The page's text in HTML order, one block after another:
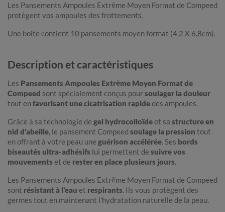
Les Pansements Ampoules Extrême Moyen Format de Compeed
protègent vos ampoules des frottements.
Une boite contient 10 pansements moyen format (4,2 X 6,8cm).
Description et caractéristiques
Les Pansements Ampoules Extrême Moyen Format de
Compeed sont spécialement conçus poursoulager la douleur
tout enfavorisant une cicatrisation rapidedes ampoules.
Grâce à sa technologie de gel hydrocolloïdeet sa structure en
nid d'abeille, le pansement Compeed soulage la pression tout
en offrant à votre peau une guérison accélérée. Ses bords
biseautés ultra-adhésifs lui permettent de suivre vos
mouvements et de rester en place plusieurs jours.
Les Pansements Ampoules Extrême Moyen Format de Compeed
sont résistant à l'eau et respirants. Ils vous protègent des
germes tout en maintenant l'hydratation naturelle de la peau.